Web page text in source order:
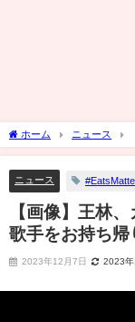
ホーム ニュース
持ち帰りｗｗｗｗｗ
ニュース
【画像】王林
歌手をお持ち帰
2023年12月7日 2023年